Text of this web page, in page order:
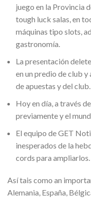
juego en la Provincia
tough luck salas, en
máquinas tipo slots,
gastronomía.
La presentación
en un predio de club
de apuestas y del club.
Hoy en día, a través
previamente y el
El equipo de GET
inesperados de la
cords para ampliarlos.
Así tais como an
Alemania, España,